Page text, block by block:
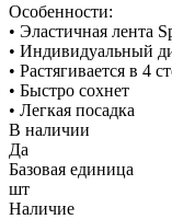
Особенности:
• Эластичная лента
• Индивидуальный
• Растягивается в 4
• Быстро сохнет
• Легкая посадка
В наличии
Да
Базовая единица
шт
Наличие